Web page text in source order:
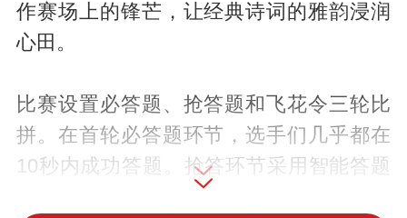
作赛场上的锋芒，让经典诗词的雅韵浸润
心田。
比赛设置必答题、抢答题和飞花令三轮比
拼。在首轮必答题环节，选手们几乎都在
10秒内成功答题。抢答环节采用智能答题